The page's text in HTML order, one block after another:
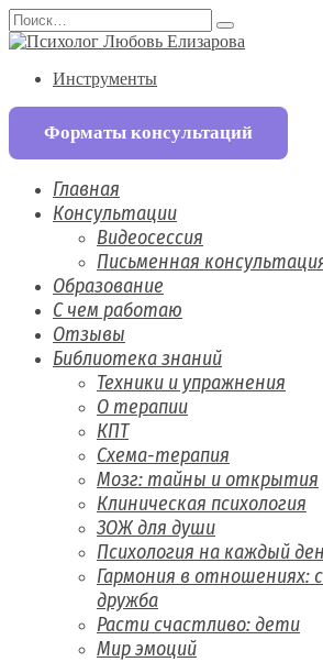
Перейти
к
Search
for:
Инструменты
Форматы консультаций
Главная
Консультации
Видеосессия
Письменная
Образование
С чем работаю
Отзывы
Библиотека знаний
Техники и упражнения
О терапии
КПТ
Схема-терапия
Мозг: тайны и открытия
Клиническая психология
ЗОЖ для души
Психология на каждый
Гармония в отношениях:
дружба
Расти счастливо: дети
Мир эмоций